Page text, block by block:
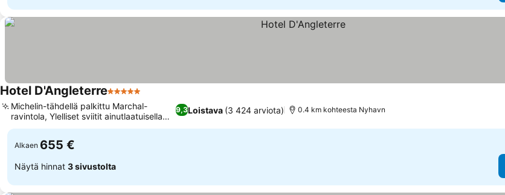
Hotel D'Angleterre5 Tähtiluokitus
9,3Loistava (3 424 arviota)
Michelin-tähdellä palkittu Marchal-
ravintola, Ylelliset sviitit ainutlaatuisella
designilla
0.4 km kohteesta Nyhavn
Alkaen 655 €
Näytä hinnat 3 sivustolta